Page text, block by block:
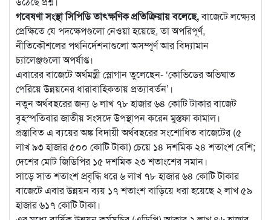
গবেষণা সংস্থা সিপিডি তাৎক্ষণিক প্রতিক্রিয়ায় বলেছে,বাজেটে লক্ষ্যের
প্রেক্ষিতে যে পদক্ষেপগুলো নেওয়া হয়েছে, তা অপরিপূর্ণ,
নীতিকৌশলের পথনির্দেশনাগুলো অসম্পূর্ণ আর বিদ্যামান
চ্যালেঞ্জগুলো অপর্যাপ্ত।
এবারের বাজেটে অর্থমন্ত্রী স্লোগান তুলেছেন- ‘কোভিডের অভিঘাত
পেরিয়ে উন্নয়নের ধারাবাহিকতায় প্রত্যাবর্তন’।
নতুন অর্থবছরের জন্য ৬ লাখ ৭৮ হাজার ৬৪ কোটি টাকার বাজেট
বৃহস্পতিবার জাতীয় সংসদে উপস্থাপন করেন মুস্তফা কামাল।
প্রস্তাবিত এ ব্যয়ের অঙ্ক বিদায়ী অর্থবছরের সংশোধিত বাজেটের (৫
লাখ ৯৩ হাজার ৫০০ কোটি টাকা) চেয়ে ১৪ দশমিক ২৪ শতাংশ বেশি;
দেশের মোট জিডিপির ১৫ দশমিক ২৩ শতাংশের সমান।
সাড়ে সাত শতাংশ প্রবৃদ্ধি ধরে ৬ লাখ ৭৮ হাজার ৬৪ কোটি টাকার
বাজেটে এবার উন্নয়ন ব্যয় ১৭ শতাংশ বাড়িয়ে ধরা হয়েছে ২ লাখ ৫৯
হাজার ৬১৭ কোটি টাকা।